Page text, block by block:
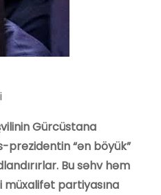
Gürcüstana
prezidentin “ən böyük”
Bu səhv həm
müxalifət partiyasına